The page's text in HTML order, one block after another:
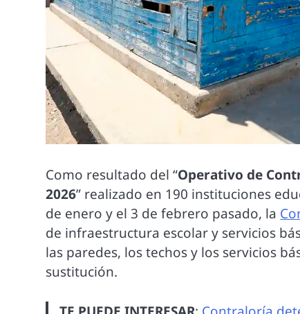
Como resultado del “Operativo de
2026” realizado en 190 instituciones
de enero y el 3 de febrero pasado, la
de infraestructura escolar y servicios
las paredes, los techos y los servicios
sustitución.